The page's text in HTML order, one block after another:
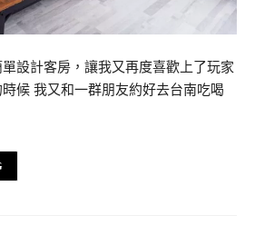
設計客房，讓我又再度喜歡上了玩家
候 我又和一群朋友約好去台南吃喝